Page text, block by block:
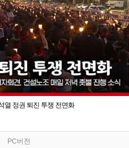
열 정권 퇴진 투쟁 전면화
PC버전